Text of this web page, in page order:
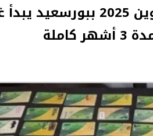
تحديث بيانات بطاقة التموين 2025